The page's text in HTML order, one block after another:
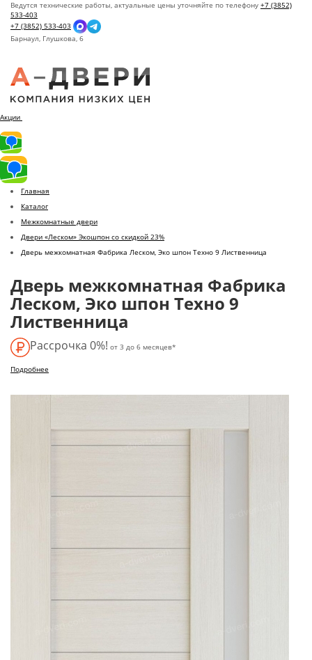
Ведутся технические работы, актуальные цены уточняйте по телефону +7 (3852)
533-403
+7 (3852) 533-403
Барнаул, Глушкова, 6
Акции
Главная
Каталог
Межкомнатные двери
Двери «Леском» Экошпон со скидкой 23%
Дверь межкомнатная Фабрика Леском, Эко шпон Техно 9 Лиственница
Дверь межкомнатная Фабрика
Леском, Эко шпон Техно 9
Лиственница
Рассрочка 0%! от 3 до 6 месяцев*
Подробнее